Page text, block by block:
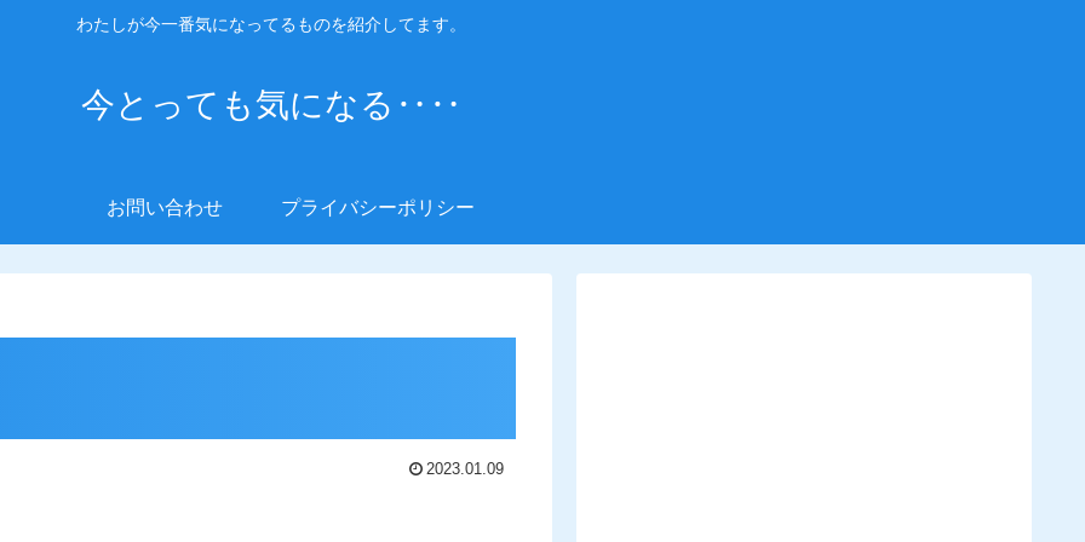
わたしが今一番気になってるものを紹介してます。
今とっても気になる‥‥
お問い合わせ プライバシーポリシー
2023.01.09